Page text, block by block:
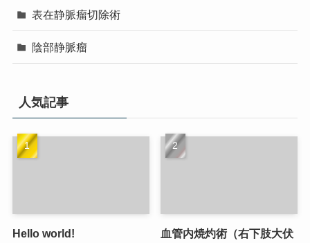
表在静脈瘤切除術
陰部静脈瘤
人気記事
Hello world!
血管内焼灼術（右下肢大伏